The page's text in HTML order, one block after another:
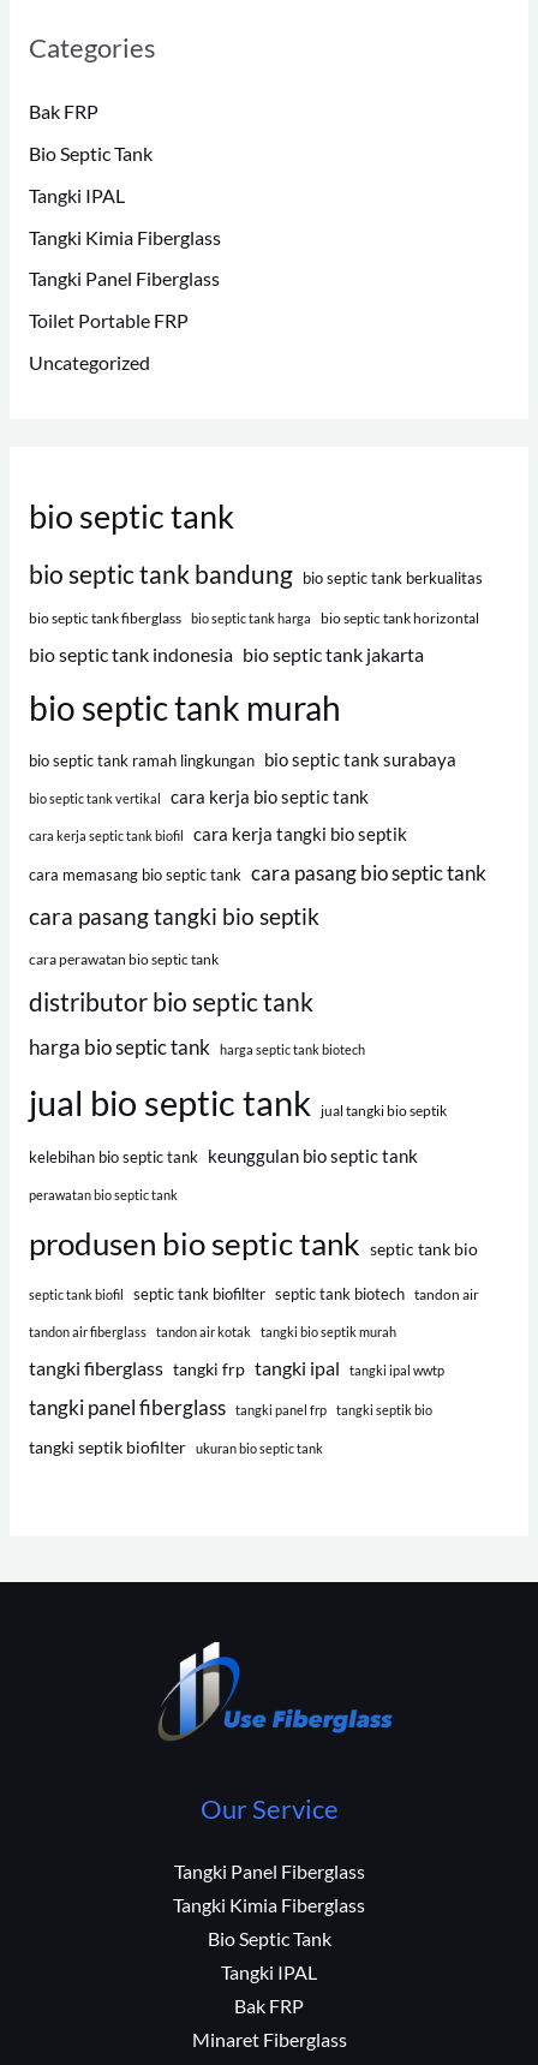
Categories
Bak FRP
Bio Septic Tank
Tangki IPAL
Tangki Kimia Fiberglass
Tangki Panel Fiberglass
Toilet Portable FRP
Uncategorized
bio septic tank
bio septic tank bandung bio septic tank berkualitas
bio septic tank fiberglass bio septic tank harga bio septic tank horizontal
bio septic tank indonesia bio septic tank jakarta
bio septic tank murah
bio septic tank ramah lingkungan bio septic tank surabaya
bio septic tank vertikal cara kerja bio septic tank
cara kerja septic tank biofil cara kerja tangki bio septik
cara memasang bio septic tank cara pasang bio septic tank
cara pasang tangki bio septik
cara perawatan bio septic tank
distributor bio septic tank
harga bio septic tank harga septic tank biotech
jual bio septic tank jual tangki bio septik
kelebihan bio septic tank keunggulan bio septic tank
perawatan bio septic tank
produsen bio septic tank septic tank bio
septic tank biofil septic tank biofilter septic tank biotech tandon air
tandon air fiberglass tandon air kotak tangki bio septik murah
tangki fiberglass tangki frp tangki ipal tangki ipal wwtp
tangki panel fiberglass tangki panel frp tangki septik bio
tangki septik biofilter ukuran bio septic tank
Our Service
Tangki Panel Fiberglass
Tangki Kimia Fiberglass
Bio Septic Tank
Tangki IPAL
Bak FRP
Minaret Fiberglass